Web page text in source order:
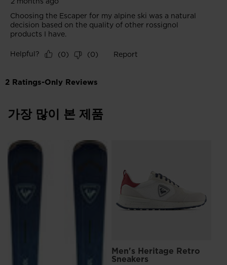
the
website
version
for
States .
가장 많이 본 제품
Men's Heritage Retro
Sneakers